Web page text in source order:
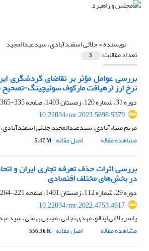
نویسنده =جلائی اسفندآبادی، سیدعبدالمجید
تعداد مقالات: 3
بررسی عوامل مؤثر بر تقاضای گردشگری
نرخ ارز (رهیافت مارکوف سوئیچینگ-
دوره 31، شماره 120، زمستان 1403، صفحه
335-365
10.22034/mr.2023.5698.5379
مریم ضیاء‌آبادی، سیدعبدالمجید جلائی اسفندآبادی،
مشاهده مقاله
اصل مقاله 5.47 M
بررسی اثرات حذف تعرفه‌ تجاری ایران و
در بخش‌های مختلف اقتصادی
دوره 29، شماره 112، زمستان 1401، صفحه
221-264
10.22034/mr.2022.4753.4617
یاسر بلاغی اینالو، مهدی نجاتی، مجتبی بهمنی،
مشاهده مقاله
اصل مقاله 556.36 K